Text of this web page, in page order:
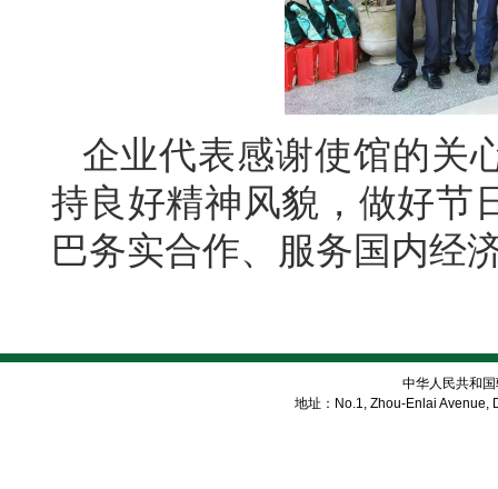
企业代表感谢使馆的关
持良好精神风貌，做好节
巴务实合作、服务国内经
中华人民共和
地址：No.1, Zhou-Enlai Avenue,